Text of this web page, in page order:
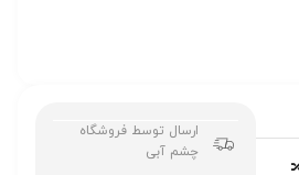
ارسال توسط فروشگاه
چشم آبی